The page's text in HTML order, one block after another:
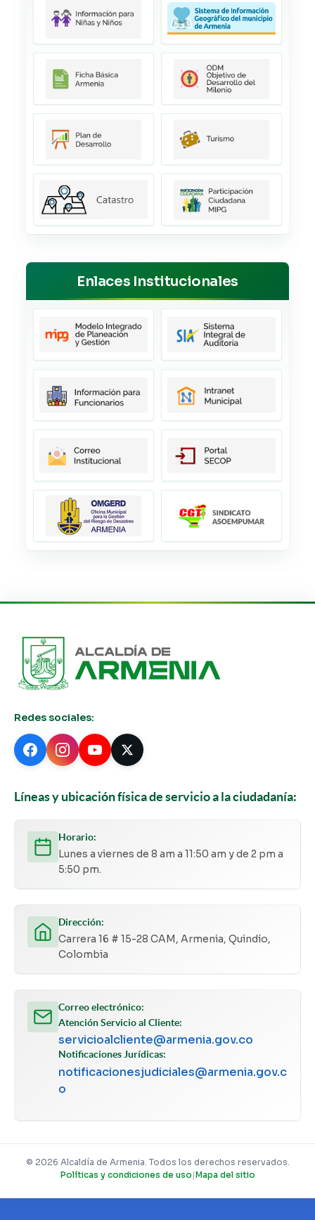
Enlaces Institucionales
Redes sociales:
Líneas y ubicación física de servicio a la ciudadanía:
Horario:
Lunes a viernes de 8 am a 11:50 am y de 2 pm a
5:50 pm.
Dirección:
Carrera 16 # 15-28 CAM, Armenia, Quindío,
Colombia
Correo electrónico:
Atención Servicio al Cliente:
servicioalcliente@armenia.gov.co
Notificaciones Jurídicas:
notificacionesjudiciales@armenia.gov.c
o
© 2026 Alcaldía de Armenia. Todos los derechos reservados.
Políticas y condiciones de uso |Mapa del sitio